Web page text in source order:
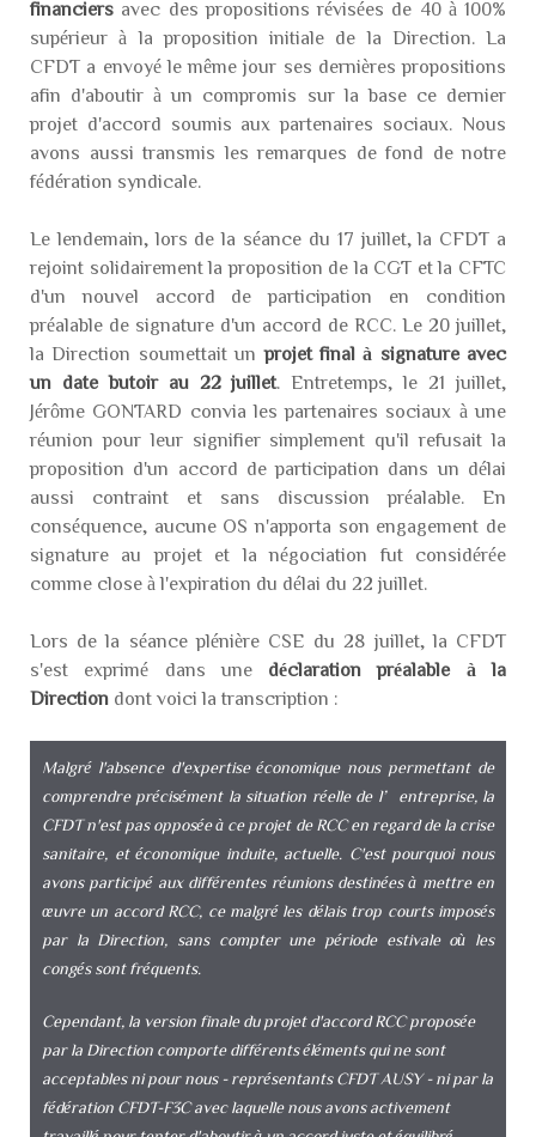
financiers avec des propositions révisées de 40 à 100%
supérieur à la proposition initiale de la Direction. La
CFDT a envoyé le même jour ses dernières propositions
afin d'aboutir à un compromis sur la base ce dernier
projet d'accord soumis aux partenaires sociaux. Nous
avons aussi transmis les remarques de fond de notre
fédération syndicale.
Le lendemain, lors de la séance du 17 juillet, la CFDT a
rejoint solidairement la proposition de la CGT et la CFTC
d'un nouvel accord de participation en condition
préalable de signature d'un accord de RCC. Le 20 juillet,
la Direction soumettait unprojet final à signature avec
un date butoir au 22 juillet . Entretemps, le 21 juillet,
Jérôme GONTARD convia les partenaires sociaux à une
réunion pour leur signifier simplement qu'il refusait la
proposition d'un accord de participation dans un délai
aussi contraint et sans discussion préalable. En
conséquence, aucune OS n'apporta son engagement de
signature au projet et la négociation fut considérée
comme close à l'expiration du délai du 22 juillet.
Lors de la séance plénière CSE du 28 juillet, la CFDT
s'est exprimé dans une déclaration préalable à la
Direction dont voici la transcription :
Malgré l'absence d'expertise économique nous permettant de
comprendre précisément la situation réelle de l’entreprise, la
CFDT n'est pas opposée à ce projet de RCC en regard de la crise
sanitaire, et économique induite, actuelle. C'est pourquoi nous
avons participé aux différentes réunions destinées à mettre en
œuvre un accord RCC, ce malgré les délais trop courts imposés
par la Direction, sans compter une période estivale où les
congés sont fréquents.
Cependant, la version finale du projet d'accord RCC proposée
par la Direction comporte différents éléments qui ne sont
acceptables ni pour nous - représentants CFDT AUSY - ni par la
fédération CFDT-F3C avec laquelle nous avons activement